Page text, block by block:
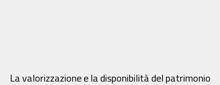
La valorizzazione e la disponibilità del patrimonio